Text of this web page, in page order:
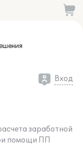
Вход
заработной
помощи ПП